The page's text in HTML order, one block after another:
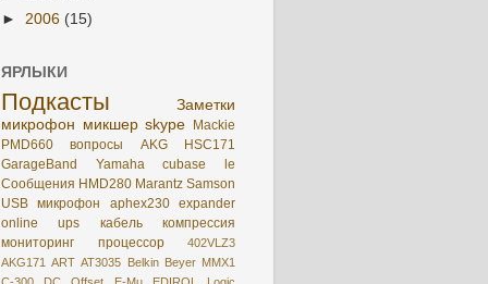
► 2006 (15)
ЯРЛЫКИ
Подкасты
Заметки
микрофон микшер skype Mackie
PMD660
вопросы
AKG HSC171
GarageBand
Yamaha
cubase le
Сообщения HMD280 Marantz Samson
USB микрофон
aphex230 expander
online
ups кабель
компрессия
мониторинг
процессор
402VLZ3
AKG171
ART AT3035 Belkin Beyer MMX1